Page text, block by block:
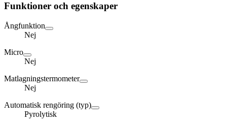
Funktioner och egenskaper
Ångfunktion
Nej
Micro
Nej
Matlagningstermometer
Nej
Automatisk rengöring (typ)
Pyrolytisk